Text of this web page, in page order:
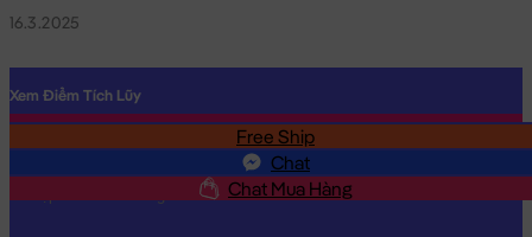
16.3.2025
Free Ship
Chat
Chat Mua Hàng
Xem Điểm Tích Lũy